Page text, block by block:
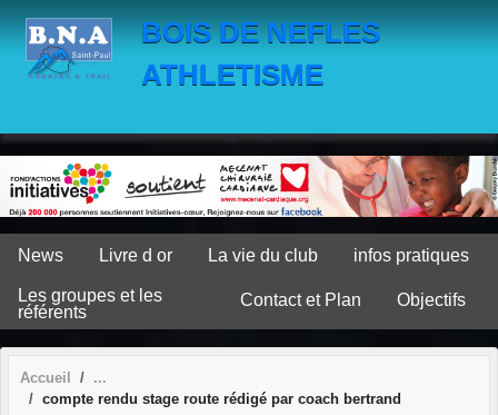
BOIS DE NEFLES
ATHLETISME
News Livre d or La vie du club infos pratiques
Les groupes et les
référents
Contact et Plan Objectifs
Accueil
compte rendu stage route rédigé par coach bertrand